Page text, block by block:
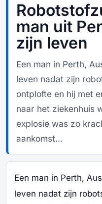
man uit
zijn leven
Een man in Perth,
leven nadat zijn
ontplofte en hij met
naar het ziekenhuis
explosie was zo
aankomst...
Een man in Perth,
leven nadat zijn